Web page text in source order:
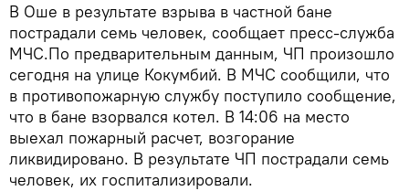
В Ошe в результате взрыва в частной бане
пострадали семь человек, сообщает пресс-служба
МЧС.По предварительным данным, ЧП произошло
сегодня на улице Кокумбий. В МЧС сообщили, что
в противопожарную службу поступило сообщение,
что в бане взорвался котел. В 14:06 на место
выехал пожарный расчет, возгорание
ликвидировано. В результате ЧП пострадали семь
человек, их госпитализировали.